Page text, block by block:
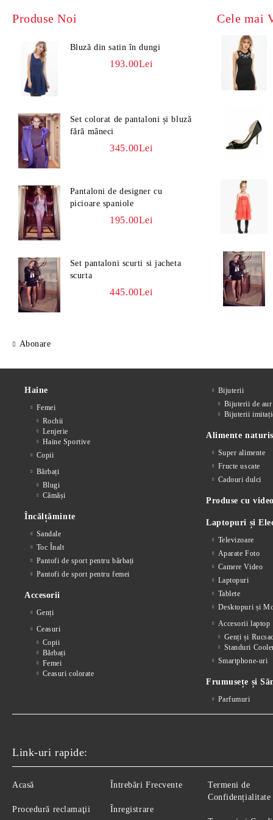
Electromotoare
Radiatoare
Sistemul de alimentare
Evacuare
Frână
Elemente de Caroserie
Produse Noi
Bluză din satin în dungi
193.00Lei
Set colorat de pantaloni și bluză
fără mâneci
345.00Lei
Pantaloni de designer cu
picioare spaniole
195.00Lei
Set pantaloni scurti si jacheta
scurta
445.00Lei
Abonare
Cele mai
Haine
Femei
Rochii
Lenjerie
Haine Sportive
Copii
Bărbați
Blugi
Cămăși
Încălțăminte
Sandale
Toc Înalt
Pantofi de sport pentru bărbați
Pantofi de sport pentru femei
Accesorii
Genți
Ceasuri
Copii
Bărbați
Femei
Ceasuri colorate
Bijuterii
Bijuterii de aur
Bijuterii
Alimente
Super alimente
Fructe uscate
Cadouri dulci
Produse cu
Laptopuri și
Televizoare
Aparate Foto
Camere Video
Laptopuri
Tablete
Desktopuri și
Accesorii laptop
Genți și
Standuri
Smartphone-uri
Frumusețe și
Parfumuri
Link-uri rapide:
Acasă
Procedură reclamaţii
Întrebări Frecvente
Înregistrare
Termeni de
Confidențialitate